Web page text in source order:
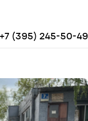
+7 (395) 245-50-49
в